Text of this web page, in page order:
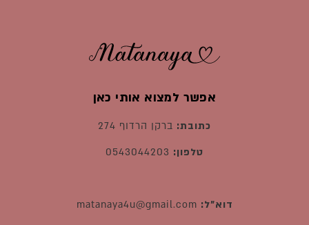
אפשר למצוא אותי כאן
כתובת: ברקן הרדוף 274
טלפון:
דוא"ל: matanaya4u@gmail.com